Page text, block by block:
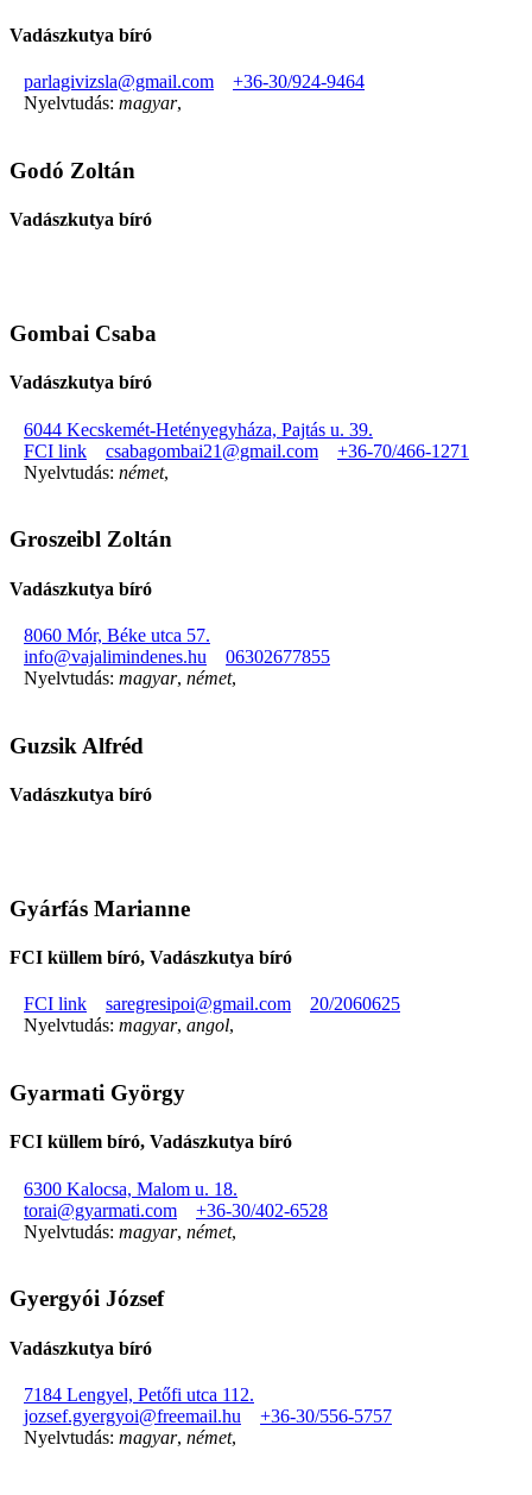
Vadászkutya bíró
parlagivizsla@gmail.com
+36-30/924-9464
Nyelvtudás: magyar,
Godó Zoltán
Vadászkutya bíró
Gombai Csaba
Vadászkutya bíró
6044 Kecskemét-Hetényegyháza, Pajtás u. 39.
FCI link
csabagombai21@gmail.com
+36-70/466-1271
Nyelvtudás: német,
Groszeibl Zoltán
Vadászkutya bíró
8060 Mór, Béke utca 57.
info@vajalimindenes.hu
06302677855
Nyelvtudás: magyar, német,
Guzsik Alfréd
Vadászkutya bíró
Gyárfás Marianne
FCI küllem bíró, Vadászkutya bíró
FCI link saregresipoi@gmail.com
20/2060625
Nyelvtudás: magyar, angol,
Gyarmati György
FCI küllem bíró, Vadászkutya bíró
6300 Kalocsa, Malom u. 18.
torai@gyarmati.com
+36-30/402-6528
Nyelvtudás: magyar, német,
Gyergyói József
Vadászkutya bíró
7184 Lengyel, Petőfi utca 112.
jozsef.gyergyoi@freemail.hu
+36-30/556-5757
Nyelvtudás: magyar, német,